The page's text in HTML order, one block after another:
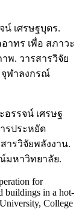
เศรษฐบุตร.
าทร เพื่อ สภาวะ
พ. วารสารวิจัย
จุฬาลงกรณ์
รรจน์ เศรษฐ
รประหยัด
ารวิจัยพลังงาน.
มหาวิทยาลัย.
for
buildings in a hot-
College